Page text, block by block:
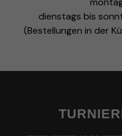
dienstags bis
(Bestellungen in der